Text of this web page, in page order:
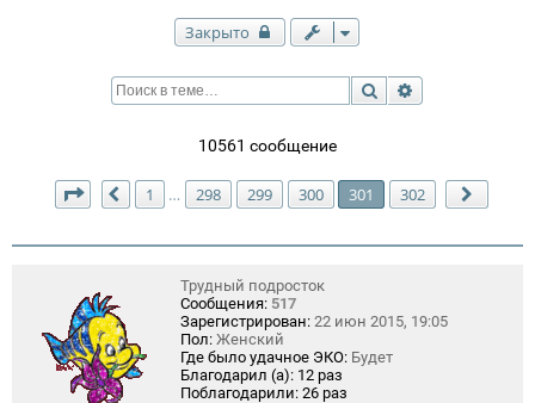
Закрыто
Поиск
10561 сообщение
Страница 301 из302
Пред.
1 … 298 299 300 301 302
Трудный подросток
Сообщения: 517
Зарегистрирован: 22 июн 2015, 19:05
Пол: Женский
Где было удачное ЭКО: Будет
Благодарил (а): 12 раз
Поблагодарили: 26 раз